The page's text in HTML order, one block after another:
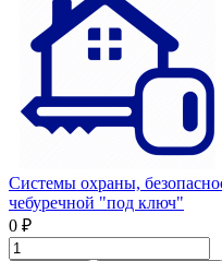
Системы охраны,
чебуречной "под ключ"
0 ₽